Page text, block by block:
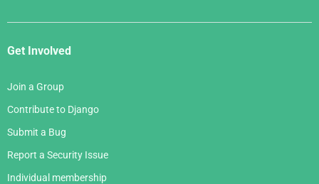
Get Involved
Join a Group
Contribute to Django
Submit a Bug
Report a Security Issue
Individual membership